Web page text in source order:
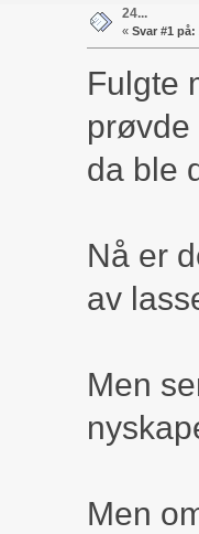
24...
« Svar #1 på:
Fulgte
da ble
Nå er
av
Men
Men